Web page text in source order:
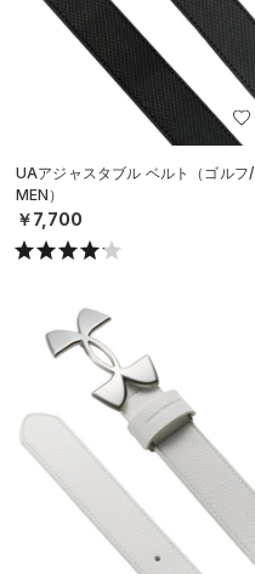
UAアジャスタブル ベルト（ゴルフ/
MEN）
￥7,700